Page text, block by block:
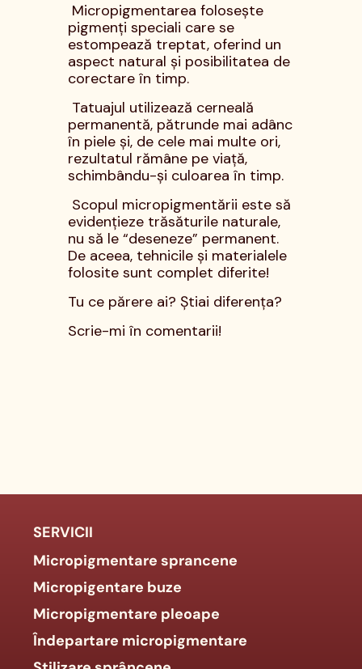
SERVICII
Micropigmentare sprancene
Micropigentare buze
Micropigmentare pleoape
Îndepartare micropigmentare
Micropigmentarea folosește
pigmenți speciali care se
estompează treptat, oferind un
aspect natural și posibilitatea de
corectare în timp.
Tatuajul utilizează cerneală
permanentă, pătrunde mai adânc
în piele și, de cele mai multe ori,
rezultatul rămâne pe viață,
schimbându-și culoarea în timp.
Scopul micropigmentării este să
evidențieze trăsăturile naturale,
nu să le “deseneze” permanent.
De aceea, tehnicile și materialele
folosite sunt complet diferite!
Tu ce părere ai? Știai diferența?
Scrie-mi în comentarii!